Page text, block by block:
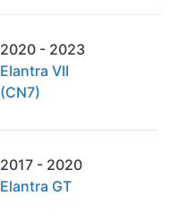
2020 - 2023
Elantra VII
(CN7)
2017 - 2020
Elantra GT